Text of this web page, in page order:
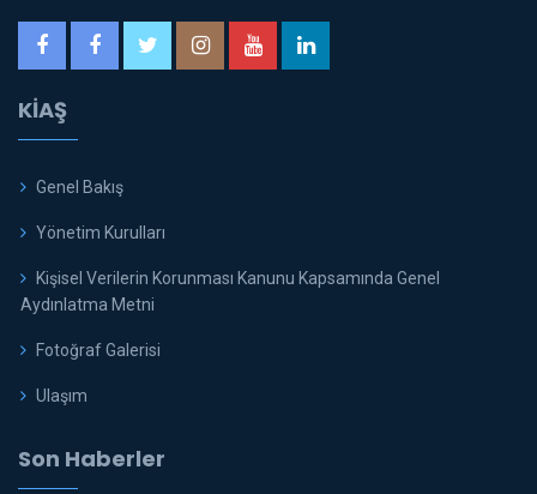
KİAŞ
Genel Bakış
Yönetim Kurulları
Kişisel Verilerin Korunması Kanunu Kapsamında Genel
Aydınlatma Metni
Fotoğraf Galerisi
Ulaşım
Son Haberler